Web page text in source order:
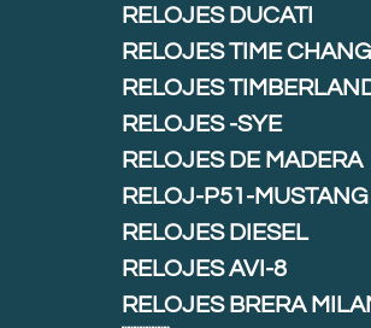
RELOJES DUCATI
RELOJES TIME
RELOJES
RELOJES -SYE
RELOJES DE MADERA
RELOJ-P51-MUSTANG
RELOJES DIESEL
RELOJES AVI-8
RELOJES BRERA